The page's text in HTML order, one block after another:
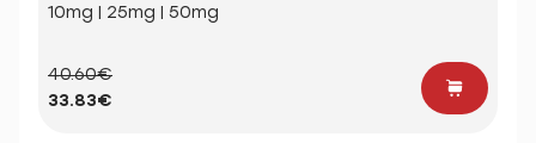
10mg | 25mg | 50mg
40.60€
33.83€